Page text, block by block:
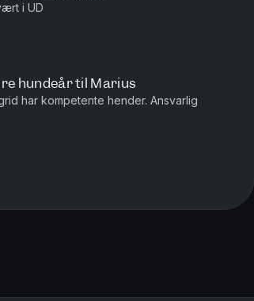
i UD
hundeår til Marius
har kompetente hender. Ansvarlig